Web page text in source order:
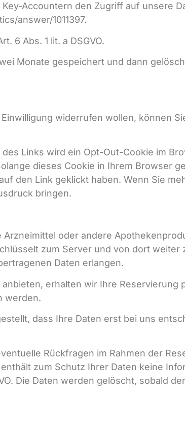
Accountern den Zugriff auf unsere
answer/1011397.
6 Abs. 1 lit. a DSGVO.
Monate gespeichert und dann
widerrufen wollen, können
Links wird ein Opt-Out-Cookie im
dieses Cookie in Ihrem Browser
den Link geklickt haben. Wenn Sie
bringen.
oder andere
zum Server und von dort weiter
Daten erlangen.
erhalten wir Ihre Reservierung
werden.
dass Ihre Daten erst bei uns
Rückfragen im Rahmen der
zum Schutz Ihrer Daten keine
Die Daten werden gelöscht, sobald